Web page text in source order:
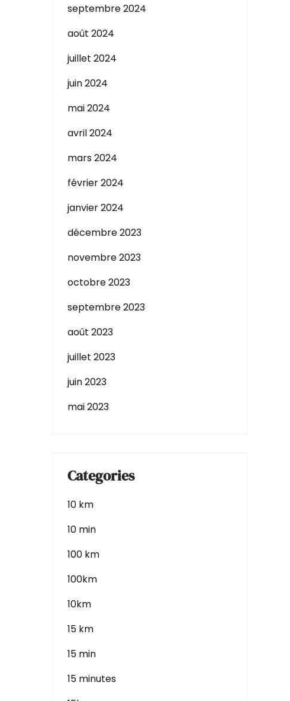
septembre 2024
août 2024
juillet 2024
juin 2024
mai 2024
avril 2024
mars 2024
février 2024
janvier 2024
décembre 2023
novembre 2023
octobre 2023
septembre 2023
août 2023
juillet 2023
juin 2023
mai 2023
Categories
10 km
10 min
100 km
100km
10km
15 km
15 min
15 minutes